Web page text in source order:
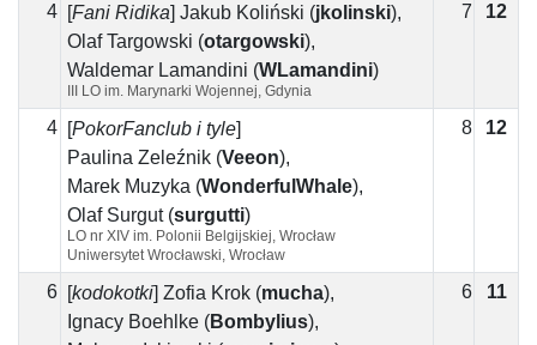
4 [Fani Ridika] Jakub Koliński (jkolinski),
Olaf Targowski (otargowski),
Waldemar Lamandini (WLamandini)
III LO im. Marynarki Wojennej, Gdynia
7 12
4 [PokorFanclub i tyle]
Paulina Żeleźnik (Veeon),
Marek Muzyka (WonderfulWhale),
Olaf Surgut(surgutti)
LO nr XIV im. Polonii Belgijskiej, Wrocław
Uniwersytet Wrocławski, Wrocław
8 12
6 [kodokotki] Zofia Krok (mucha),
Ignacy Boehlke (Bombylius),
6 11